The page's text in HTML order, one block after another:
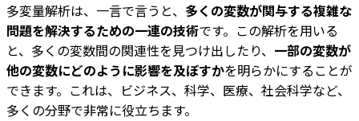
多変量解析は、一言で言うと、 多くの変数が関与する複雑な
問題を解決するための一連の技術です。この解析を用いる
と、多くの変数間の関連性を見つけ出したり、 一部の変数が
他の変数にどのように影響を及ぼすかを明らかにすることが
できます。これは、ビジネス、科学、医療、社会科学など、
多くの分野で非常に役立ちます。